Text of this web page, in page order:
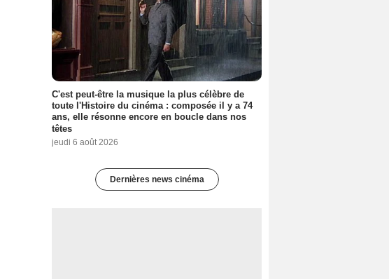
C'est peut-être la musique la plus célèbre de
toute l'Histoire du cinéma : composée il y a 74
ans, elle résonne encore en boucle dans nos
têtes
jeudi 6 août 2026
Dernières news cinéma